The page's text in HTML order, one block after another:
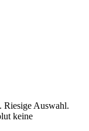
Riesige Auswahl.
keine